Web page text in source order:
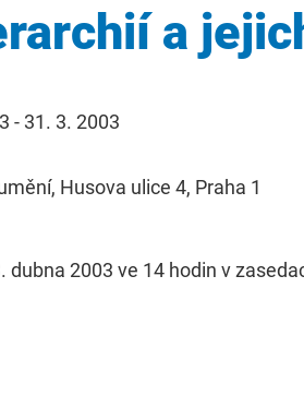
a
- 31. 3. 2003
Husova ulice 4, Praha 1
dubna 2003 ve 14 hodin v